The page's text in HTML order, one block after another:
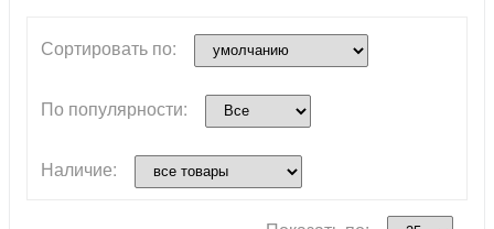
Сортировать по:
По популярности:
Наличие: